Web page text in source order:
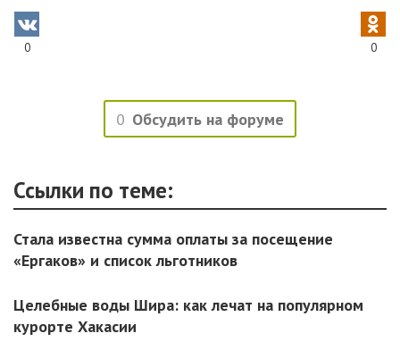
0 0
0 Обсудить на форуме
Ссылки по теме:
Стала известна сумма оплаты за посещение
«Ергаков» и список льготников
Целебные воды Шира: как лечат на популярном
курорте Хакасии